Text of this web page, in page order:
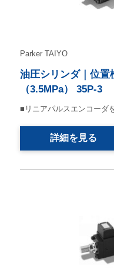
Parker TAIYO
油圧シリンダ｜位置
（3.5MPa） 35P-3
■リニアパルスエンコーダ
詳細を見る